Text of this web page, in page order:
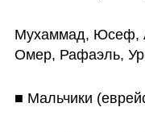
Мухаммад, Юсеф,
Омер, Рафаэль,
■ Мальчики